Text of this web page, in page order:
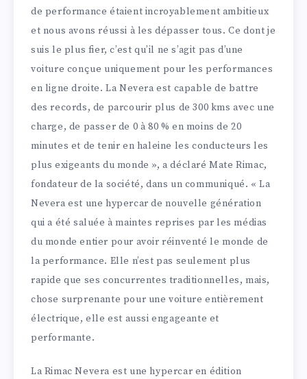
de performance étaient incroyablement ambitieux
et nous avons réussi à les dépasser tous. Ce dont je
suis le plus fier, c’est qu’il ne s’agit pas d’une
voiture conçue uniquement pour les performances
en ligne droite. La Nevera est capable de battre
des records, de parcourir plus de 300 kms avec une
charge, de passer de 0 à 80 % en moins de 20
minutes et de tenir en haleine les conducteurs les
plus exigeants du monde », a déclaré Mate Rimac,
fondateur de la société, dans un communiqué. « La
Nevera est une hypercar de nouvelle génération
qui a été saluée à maintes reprises par les médias
du monde entier pour avoir réinventé le monde de
la performance. Elle n’est pas seulement plus
rapide que ses concurrentes traditionnelles, mais,
chose surprenante pour une voiture entièrement
électrique, elle est aussi engageante et
performante.
La Rimac Nevera est une hypercar en édition